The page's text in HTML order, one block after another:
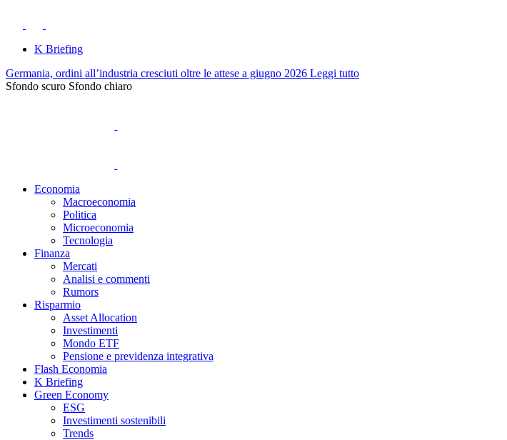
K Briefing
Germania, ordini all’industria cresciuti oltre le attese a giugno 2026 Leggi tutto
Sfondo scuro Sfondo chiaro
Economia
Macroeconomia
Politica
Microeconomia
Tecnologia
Finanza
Mercati
Analisi e commenti
Rumors
Risparmio
Asset Allocation
Investimenti
Mondo ETF
Pensione e previdenza integrativa
Flash Economia
K Briefing
Green Economy
ESG
Investimenti sostenibili
Trends